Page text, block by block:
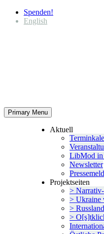
Spenden!
English
Primary Menu
Aktuell
LibMod in
Newsletter
Projekt­seiten
>
> Ukraine
>
>